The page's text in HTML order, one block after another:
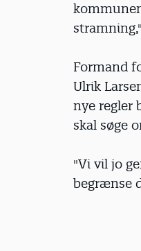
Formand
Ulrik
nye regler
skal søge
"Vi vil jo
begrænse